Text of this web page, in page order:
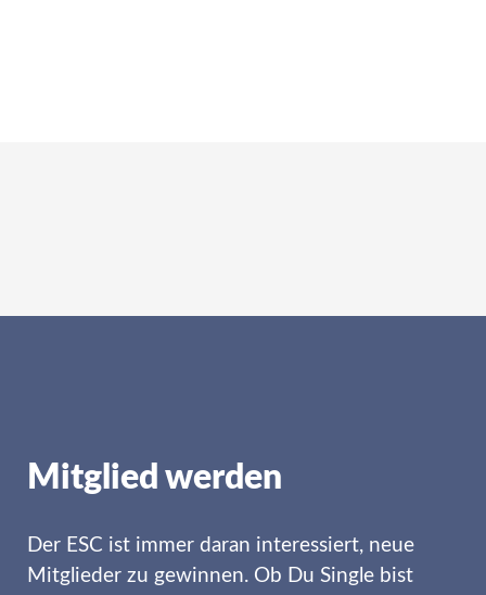
Mitglied werden
Der ESC ist immer daran interessiert, neue
Mitglieder zu gewinnen. Ob Du Single bist